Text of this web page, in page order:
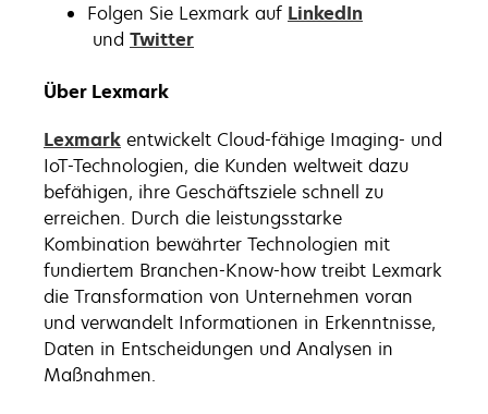
Folgen Sie Lexmark auf LinkedIn
wird
einer
Registerkarte
geöffnet
und Twitterwird
Registerkarte
geöffnet
Über Lexmark
Lexmark entwickelt Cloud-fähige Imaging- und
IoT-Technologien, die Kunden weltweit dazu
befähigen, ihre Geschäftsziele schnell zu
erreichen. Durch die leistungsstarke
Kombination bewährter Technologien mit
fundiertem Branchen-Know-how treibt Lexmark
die Transformation von Unternehmen voran
und verwandelt Informationen in Erkenntnisse,
Daten in Entscheidungen und Analysen in
Maßnahmen.